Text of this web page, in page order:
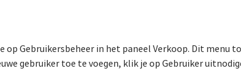
op Gebruikersbeheer in het paneel Verkoop. Dit menu
gebruiker toe te voegen, klik je op Gebruiker